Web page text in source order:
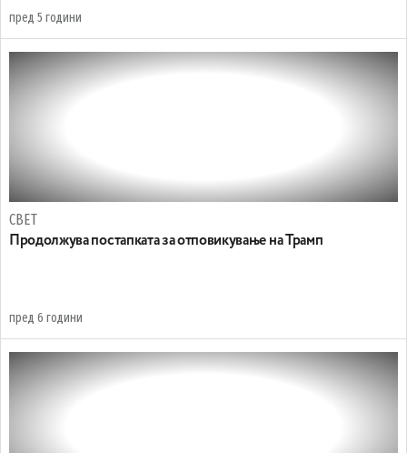
пред 5 години
СВЕТ
Продолжува постапката за отповикување на Трамп
пред 6 години